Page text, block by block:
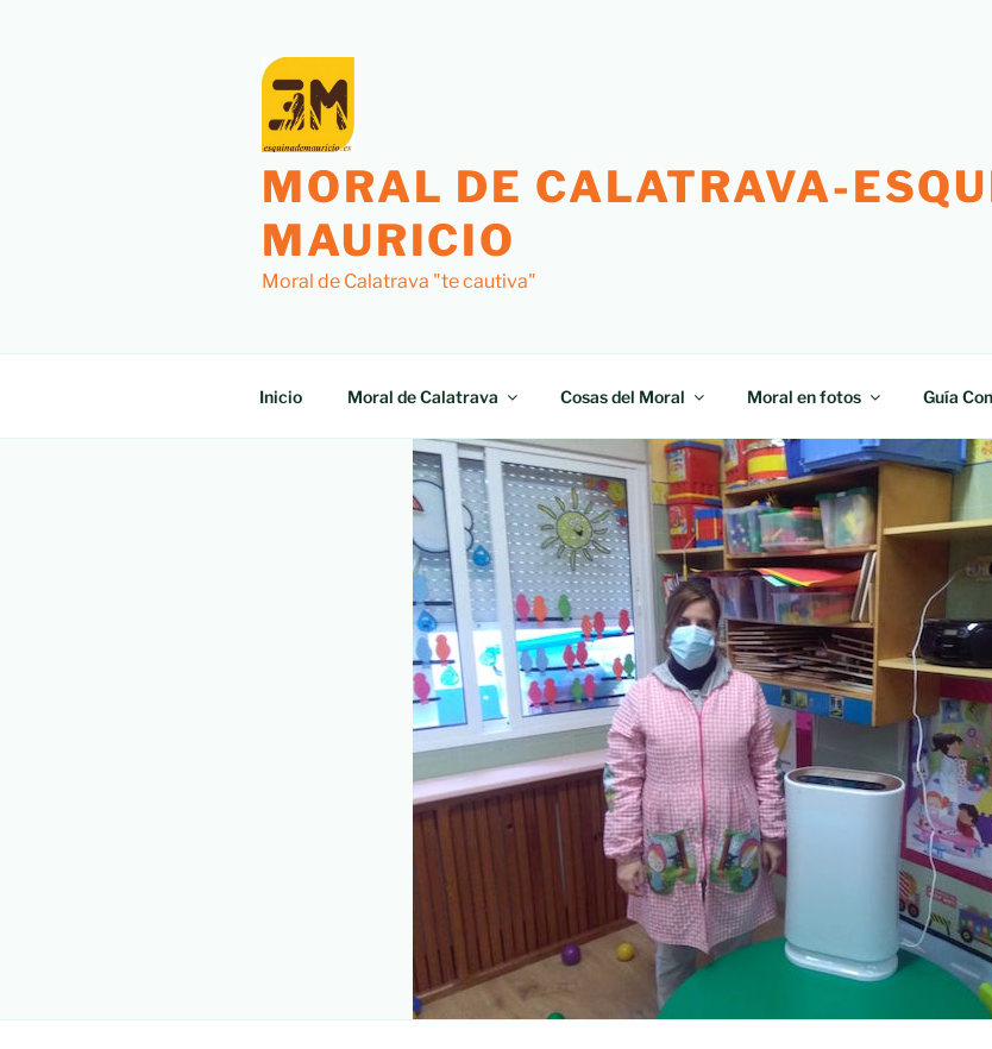
MORAL DE CALATRAVA-
MAURICIO
Moral de Calatrava "te cautiva"
Inicio Moral de Calatrava Cosas del Moral Moral en fotos Guía